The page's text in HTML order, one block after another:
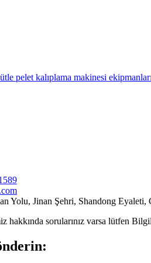
pelet kalıplama makinesi
Yolu, Jinan Şehri, Shandong Eyaleti,
hakkında sorularınız varsa lütfen